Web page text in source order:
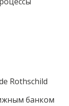
Rothschild
банком